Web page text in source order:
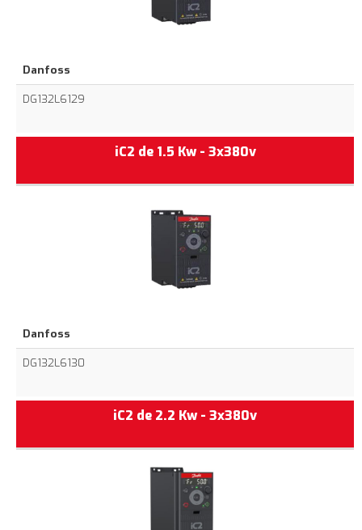
Danfoss
DG132L6129
iC2 de 1.5 Kw - 3x380v
Danfoss
DG132L6130
iC2 de 2.2 Kw - 3x380v